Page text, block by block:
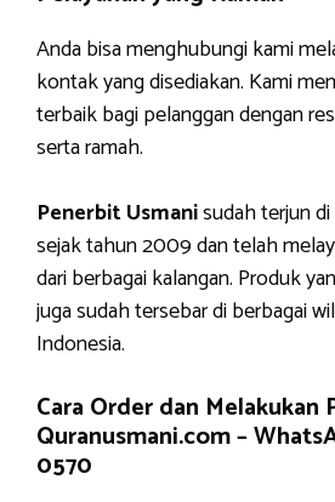
Anda bisa menghubungi kami
kontak yang disediakan. Kami
terbaik bagi pelanggan dengan
serta ramah.
Penerbit Usmanisudah terjun
sejak tahun 2009 dan telah
dari berbagai kalangan. Produk
juga sudah tersebar di berbagai
Indonesia.
Cara Order dan Melakukan
Quranusmani.com –
0570